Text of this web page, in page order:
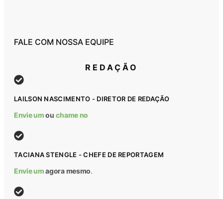
FALE COM NOSSA EQUIPE
REDAÇÃO
LAILSON NASCIMENTO - DIRETOR DE REDAÇÃO
Envie umou chame no
TACIANA STENGLE - CHEFE DE REPORTAGEM
Envie umagora mesmo.